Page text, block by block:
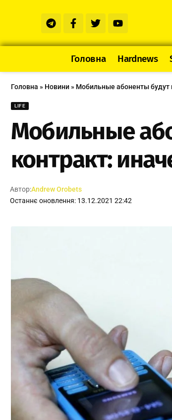
Головна Hardnews
Головна » Новини» Мобильные абоненты будут
LIFE
Мобильные
контракт:
Останнє оновлення: 13.12.2021 22:42
Автор:Andrew Orobets